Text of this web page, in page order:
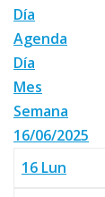
Día
Agenda
Día
Mes
Semana
16/06/2025
16 Lun